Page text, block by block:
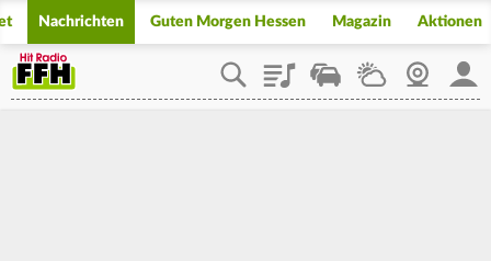
Nachrichten Guten Morgen Hessen Magazin Aktionen
PlaylistStaupilotWetterWebcam